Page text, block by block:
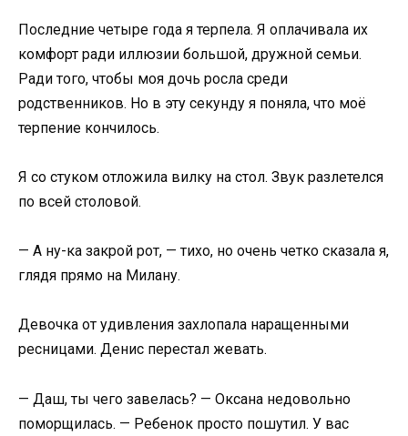
Последние четыре года я терпела. Я оплачивала их
комфорт ради иллюзии большой, дружной семьи.
Ради того, чтобы моя дочь росла среди
родственников. Но в эту секунду я поняла, что моё
терпение кончилось.
Я со стуком отложила вилку на стол. Звук разлетелся
по всей столовой.
— А ну-ка закрой рот, — тихо, но очень четко сказала я,
глядя прямо на Милану.
Девочка от удивления захлопала наращенными
ресницами. Денис перестал жевать.
— Даш, ты чего завелась? — Оксана недовольно
поморщилась. — Ребенок просто пошутил. У вас